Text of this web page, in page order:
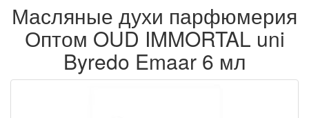
Масляные духи парфюмерия
Оптом OUD IMMORTAL uni
Byredo Emaar 6 мл